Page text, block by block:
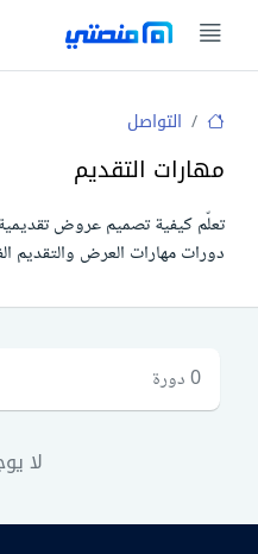
التواصل
مهارات التقديم
تعلّم كيفية تصميم عروض
دورات مهارات العرض والتقديم
0 دورة
لا